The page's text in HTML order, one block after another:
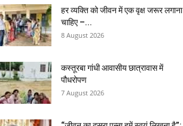
हर व्यक्ति को जीवन में एक वृक्ष जरूर लगाना
चाहिए –...
8 August 2026
कस्तूरबा गांधी आवासीय छात्रावास में
पौधरोपण
7 August 2026